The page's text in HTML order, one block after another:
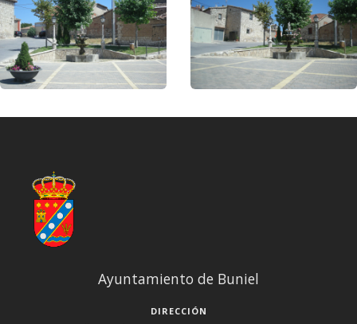
Ayuntamiento de Buniel
DIRECCIÓN